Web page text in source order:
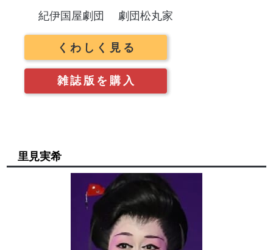
紀伊国屋劇団
劇団松丸家
くわしく見る
雑誌版を購入
里見実希